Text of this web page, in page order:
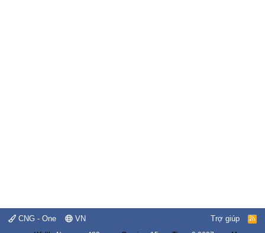
CNG - One VN Trợ giúp
R